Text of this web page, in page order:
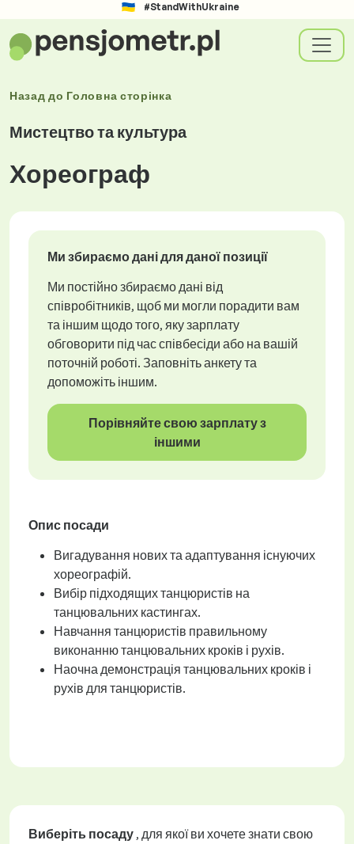
#StandWithUkraine
Назад до Головна сторінка
Мистецтво та культура
Хореограф
Ми збираємо дані для даної позиції
Ми постійно збираємо дані від
співробітників, щоб ми могли порадити вам
та іншим щодо того, яку зарплату
обговорити під час співбесіди або на вашій
поточній роботі. Заповніть анкету та
допоможіть іншим.
Порівняйте свою зарплату з
іншими
Опис посади
Вигадування нових та адаптування існуючих
хореографій.
Вибір підходящих танцюристів на
танцювальних кастингах.
Навчання танцюристів правильному
виконанню танцювальних кроків і рухів.
Наочна демонстрація танцювальних кроків і
рухів для танцюристів.
Виберіть посаду , для якої ви хочете знати свою